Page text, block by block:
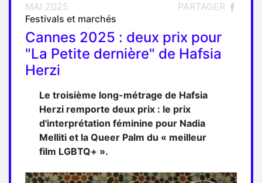
MAI 2025
PARTAGER
Festivals et marchés
Cannes 2025 : deux prix pour
"La Petite dernière" de Hafsia
Herzi
Le troisième long-métrage de Hafsia
Herzi remporte deux prix : le prix
d'interprétation féminine pour Nadia
Melliti et la Queer Palm du « meilleur
film LGBTQ+ ».